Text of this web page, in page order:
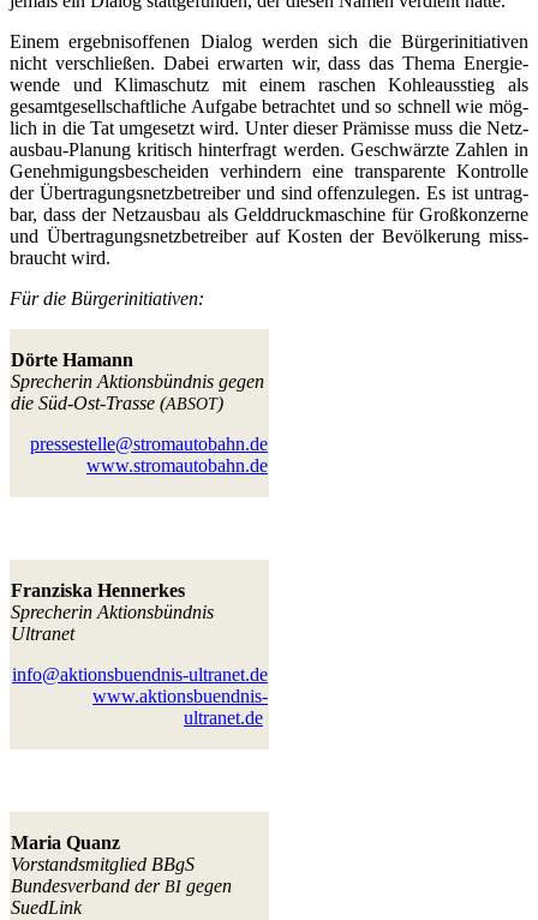
Einem ergeb­nis­of­fe­nen Dia­log wer­den sich die Bür­ger­initia­ti­ven
nicht ver­schlie­ßen. Dabei erwar­ten wir, dass das The­ma Ener­gie­
wen­de und Kli­ma­schutz mit einem raschen Koh­le­aus­stieg als
gesamt­ge­sell­schaft­li­che Auf­ga­be betrach­tet und so schnell wie mög­
lich in die Tat umge­setzt wird. Unter die­ser Prä­mis­se muss die Netz­
aus­bau-Pla­nung kri­tisch hin­ter­fragt wer­den. Geschwärz­te Zah­len in
Geneh­mi­gungs­be­schei­den ver­hin­dern eine trans­pa­ren­te Kon­trol­le
der Über­tra­gungs­netz­be­trei­ber und sind offen­zu­le­gen. Es ist untrag­
bar, dass der Netz­aus­bau als Geld­druck­ma­schi­ne für Groß­kon­zer­ne
und Über­tra­gungs­netz­be­trei­ber auf Kos­ten der Bevöl­ke­rung miss­
braucht wird.
Für die Bürgerinitiativen:
Dör­te Hamann
Spre­che­rin Akti­ons­bünd­nis gegen
die Süd-Ost-Tras­se (ABSOT)
pressestelle@stromautobahn.de
www.stromautobahn.de
Fran­zis­ka Hennerkes
Spre­che­rin Akti­ons­bünd­nis
Ultranet
info@aktionsbuendnis-ultranet.de
www.aktionsbuendnis-
ultranet.de
Maria Quanz
Vor­stands­mit­glied BBgS
Bun­des­ver­band der BI gegen
SuedLink